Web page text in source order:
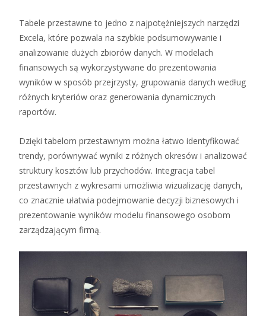
Tabele przestawne to jedno z najpotężniejszych narzędzi
Excela, które pozwala na szybkie podsumowywanie i
analizowanie dużych zbiorów danych. W modelach
finansowych są wykorzystywane do prezentowania
wyników w sposób przejrzysty, grupowania danych według
różnych kryteriów oraz generowania dynamicznych
raportów.
Dzięki tabelom przestawnym można łatwo identyfikować
trendy, porównywać wyniki z różnych okresów i analizować
struktury kosztów lub przychodów. Integracja tabel
przestawnych z wykresami umożliwia wizualizację danych,
co znacznie ułatwia podejmowanie decyzji biznesowych i
prezentowanie wyników modelu finansowego osobom
zarządzającym firmą.